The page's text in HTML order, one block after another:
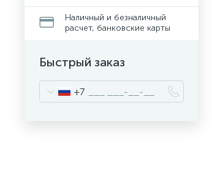
Наличный и безналичный
расчет, банковские карты
Быстрый заказ
+7